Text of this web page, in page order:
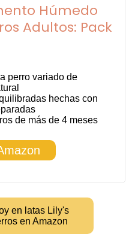
Húmedo
Adultos: Pack
perro variado de
hechas con
de más de 4 meses
en latas Lily's
en Amazon